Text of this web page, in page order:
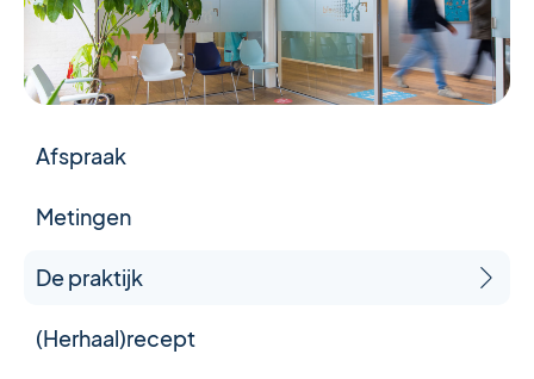
Afspraak
Metingen
De praktijk
(Herhaal)recept